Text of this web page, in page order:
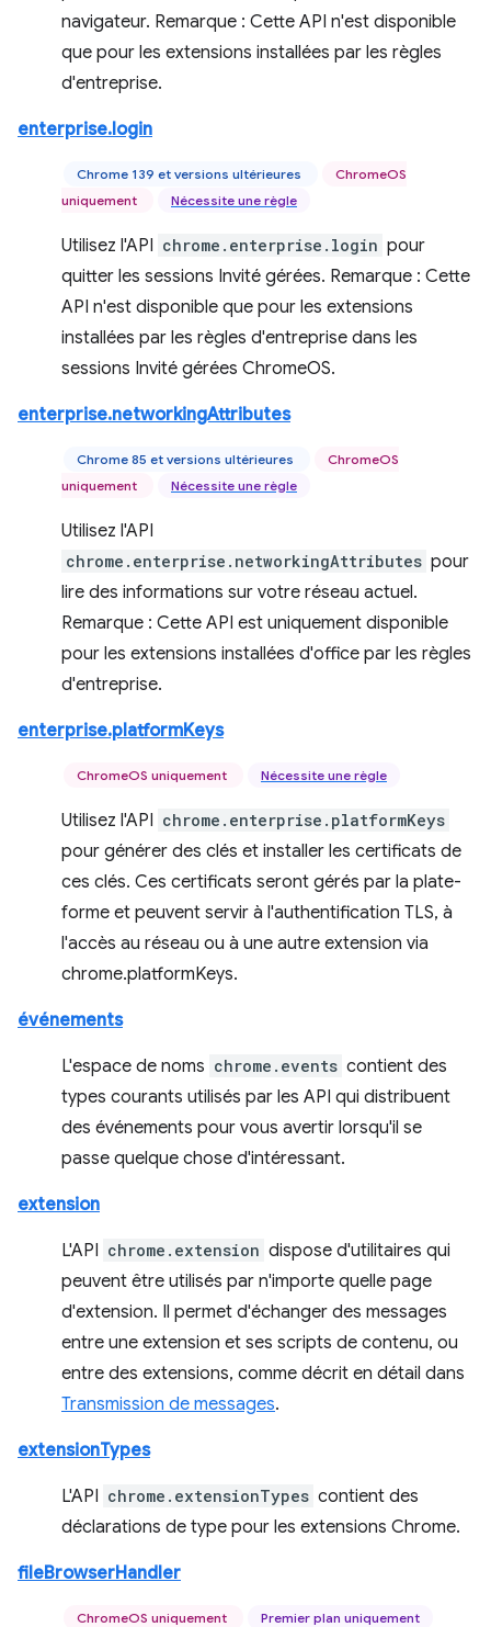
navigateur. Remarque : Cette API n'est disponible
que pour les extensions installées par les règles
d'entreprise.
enterprise.login
Chrome 139 et versions ultérieures
ChromeOS
uniquement
Nécessite une règle
Utilisez l'API chrome.enterprise.login pour
quitter les sessions Invité gérées. Remarque : Cette
API n'est disponible que pour les extensions
installées par les règles d'entreprise dans les
sessions Invité gérées ChromeOS.
enterprise.networkingAttributes
Chrome 85 et versions ultérieures
ChromeOS
uniquement
Nécessite une règle
Utilisez l'API
chrome.enterprise.networkingAttributes pour
lire des informations sur votre réseau actuel.
Remarque : Cette API est uniquement disponible
pour les extensions installées d'office par les règles
d'entreprise.
enterprise.platformKeys
ChromeOS uniquement Nécessite une règle
Utilisez l'API chrome.enterprise.platformKeys
pour générer des clés et installer les certificats de
ces clés. Ces certificats seront gérés par la plate-
forme et peuvent servir à l'authentification TLS, à
l'accès au réseau ou à une autre extension via
chrome.platformKeys.
événements
L'espace de noms chrome.events contient des
types courants utilisés par les API qui distribuent
des événements pour vous avertir lorsqu'il se
passe quelque chose d'intéressant.
extension
L'API chrome.extension dispose d'utilitaires qui
peuvent être utilisés par n'importe quelle page
d'extension. Il permet d'échanger des messages
entre une extension et ses scripts de contenu, ou
entre des extensions, comme décrit en détail dans
Transmission de messages.
extensionTypes
L'API chrome.extensionTypes contient des
déclarations de type pour les extensions Chrome.
fileBrowserHandler
ChromeOS uniquement Premier plan uniquement